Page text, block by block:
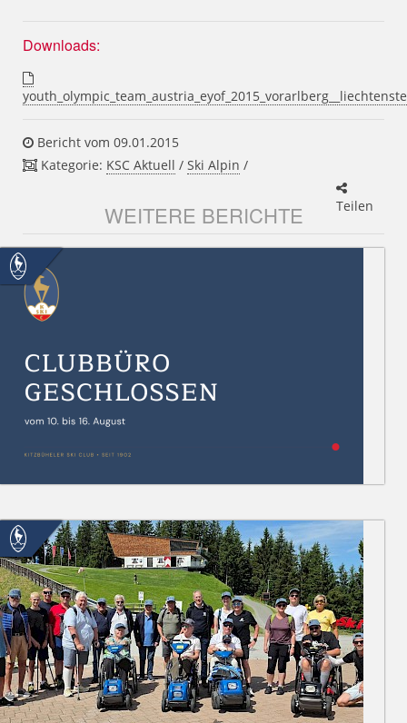
Downloads:
Bericht vom 09.01.2015
Kategorie: KSC Aktuell / Ski Alpin /
Teilen
WEITERE BERICHTE